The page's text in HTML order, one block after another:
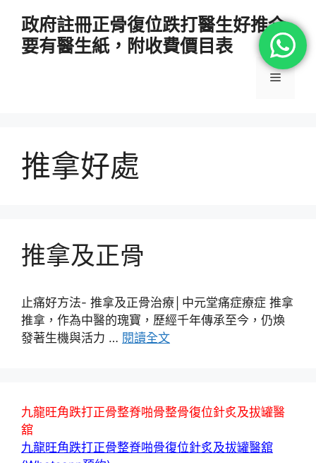
政府註冊正骨復位跌打醫生好推介
要有醫生紙，附收費價目表
選
推拿好處
推拿及正骨
止痛好方法- 推拿及正骨治療│中元堂痛症療症 推拿
推拿，作為中醫的瑰寶，歷經千年傳承至今，仍煥
發著生機與活力 … 閱讀全文
九龍旺角跌打正骨整脊啪骨整骨復位針炙及拔罐醫
舘
九龍旺角跌打正骨整脊啪骨復位針炙及拔罐醫舘